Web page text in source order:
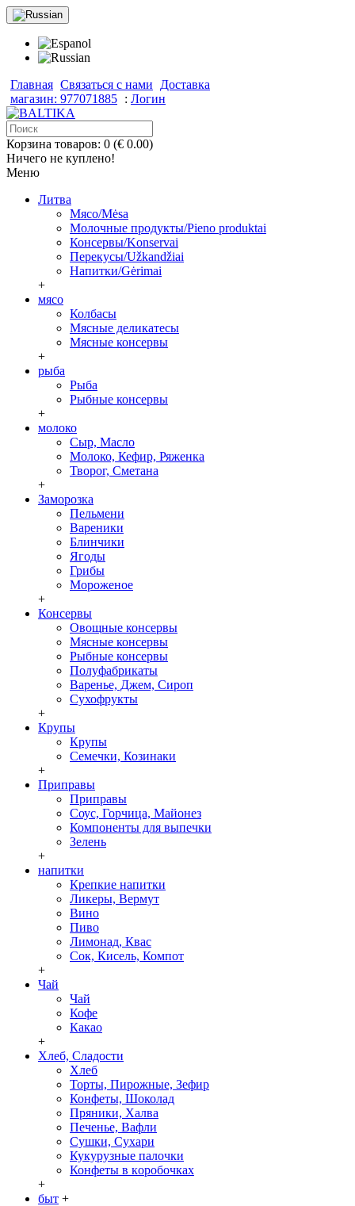
Главная Связаться с нами
Доставка
магазин: 977071885 : Логин
Корзина товаров: 0 (€ 0.00)
Ничего не куплено!
Меню
Литва
Мясо/Mėsa
Молочные продукты/Pieno produktai
Консервы/Konservai
Перекусы/Užkandžiai
Напитки/Gėrimai
+
мясо
Колбасы
Мясные деликатесы
Мясные консервы
+
рыба
Рыба
Рыбные консервы
+
молоко
Сыр, Масло
Молоко, Кефир, Ряженка
Творог, Сметана
+
Заморозка
Пельмени
Вареники
Блинчики
Ягоды
Грибы
Мороженое
+
Консервы
Овощные консервы
Мясные консервы
Рыбные консервы
Полуфабрикаты
Варенье, Джем, Сироп
Сухофрукты
+
Крупы
Крупы
Семечки, Козинаки
+
Приправы
Приправы
Соус, Горчица, Майонез
Компоненты для выпечки
Зелень
+
напитки
Крепкие напитки
Ликеры, Вермут
Вино
Пиво
Лимонад, Квас
Сок, Кисель, Компот
+
Чай
Чай
Кофе
Какао
+
Хлеб, Сладости
Хлеб
Торты, Пирожные, Зефир
Конфеты, Шоколад
Пряники, Халва
Печенье, Вафли
Сушки, Сухари
Кукурузные палочки
Конфеты в кoробочках
+
быт +